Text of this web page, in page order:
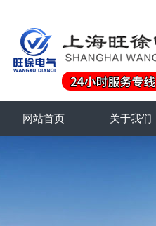
网站首页 关于我们